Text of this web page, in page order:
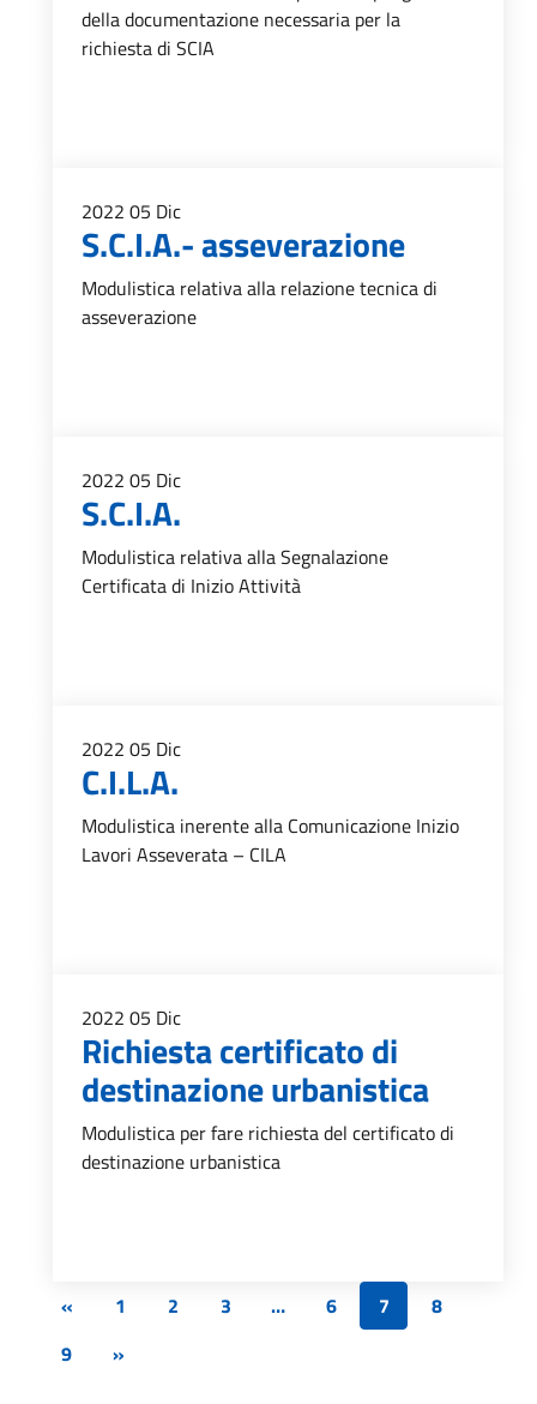
della documentazione necessaria per la
richiesta di SCIA
2022 05 Dic
S.C.I.A.- asseverazione
Modulistica relativa alla relazione tecnica di
asseverazione
2022 05 Dic
S.C.I.A.
Modulistica relativa alla Segnalazione
Certificata di Inizio Attività
2022 05 Dic
C.I.L.A.
Modulistica inerente alla Comunicazione Inizio
Lavori Asseverata – CILA
2022 05 Dic
Richiesta certificato di
destinazione urbanistica
Modulistica per fare richiesta del certificato di
destinazione urbanistica
« 1 2 3 … 6 7
8
9
»